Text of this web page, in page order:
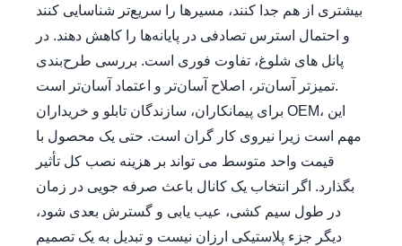
بیشتری از هم جدا کنند، مسیرها را سریع‌تر شناسایی کنند
و احتمال استرس تصادفی در پایانه‌ها را کاهش دهند. در
پانل های شلوغ، تفاوت فوری است. بررسی طرح‌بندی
تمیزتر آسان‌تر، اصلاح آسان‌تر و اعتماد آسان‌تر است.
برای پیمانکاران، سازندگان تابلو و خریداران OEM، این
مهم است زیرا نیروی کار گران است. حتی یک محصول با
قیمت واحد متوسط ​​می تواند بر هزینه نصب کل تأثیر
بگذارد. اگر انتخاب یک کانال باعث صرفه جویی در زمان
در طول سیم کشی، عیب یابی و گسترش بعدی شود،
دیگر جزء پلاستیکی ارزان نیست و تبدیل به یک تصمیم